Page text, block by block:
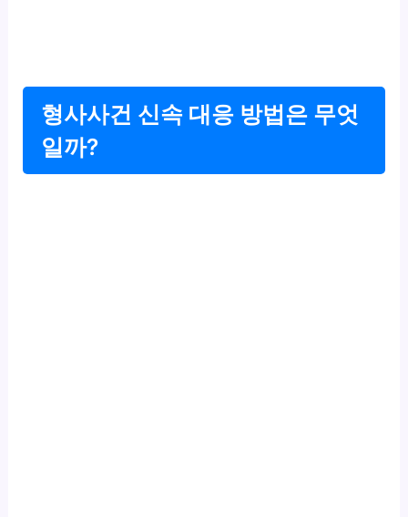
형사사건 신속 대응 방법은 무엇
일까?